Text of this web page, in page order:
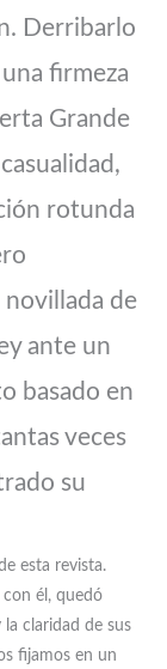
Derribarlo
firmeza
Grande
rotunda
novillada de
ante un
basado en
veces
su
esta revista.
él, quedó
claridad de sus
fijamos en un